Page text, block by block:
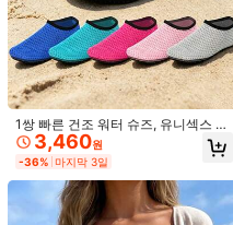
땀 방지 브라 패드, 걱정 없음, 스포츠
용도에 완벽, 부드럽고 통기성 있는 실
리콘으로 제작. 이 브라 패드는 여성을
위해 특별히 설계되어 가슴의 윤곽을
강조하는 데 도움을 줍니다.
3,075원 -28%
1쌍 빠른 건조 워터 슈즈, 유니섹스 비
치 워터 슈즈, 두꺼운 밑창 비치 양말,
야외 스포츠 워터 슈즈, 검정색, 미끄
럼 방지, 경량, 편안함, 착용하기 쉬움,
요가, 휴가에 적합, 빠른 건조, 맨발 친
화적, 야외 레저 소프트 솔 슈즈, 비치
액세서리, 수영장 부력 용품
3,460원
-36% 마지막 3일